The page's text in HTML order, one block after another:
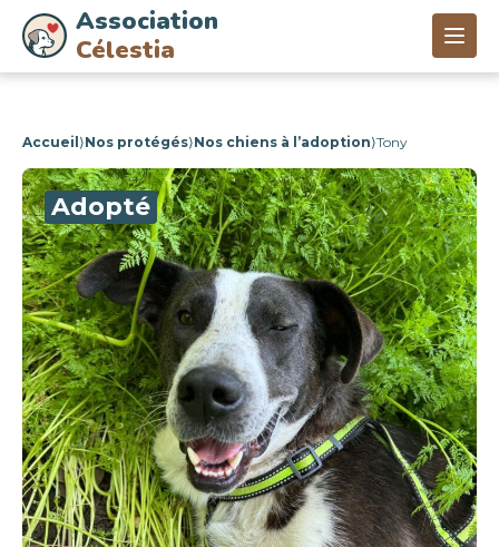
Association
Célestia
Accueil ⟩Nos protégés⟩Nos chiens à l’adoption⟩Tony
Adopté